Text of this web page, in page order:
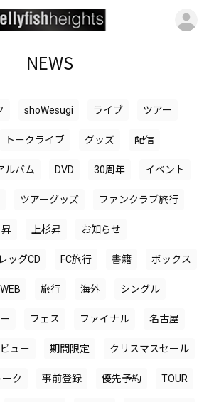
NEWS
shoWesugi ライブ ツアー
トークライブ グッズ 配信
ルバム DVD 30周年 イベント
ツアーグッズ ファンクラブ旅行
昇 上杉昇 お知らせ
ッグCD FC旅行 書籍 ボックス
WEB 旅行 海外 シングル
フェス ファイナル 名古屋
ュー 期間限定 クリスマスセール
ーク 事前登録 優先予約 TOUR